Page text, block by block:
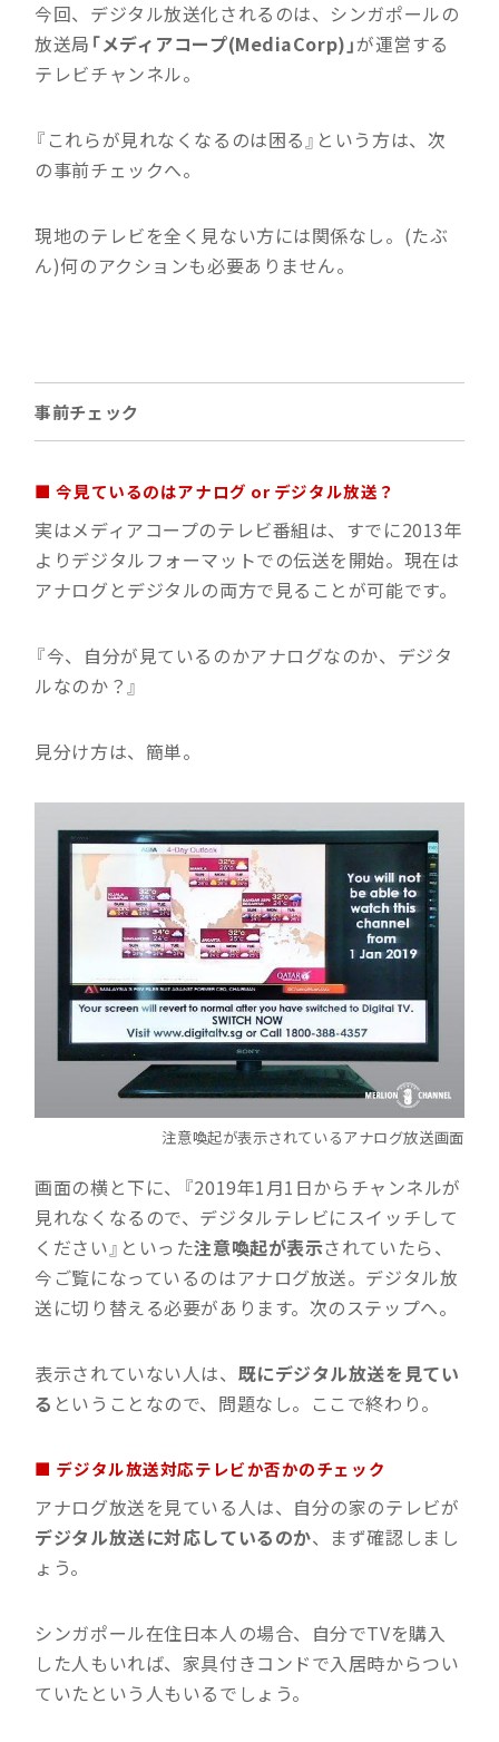
今回、デジタル放送化されるのは、シンガポールの
放送局 「メディアコープ(MediaCorp)」が運営する
テレビチャンネル。
『これらが見れなくなるのは困る』という方は、次
の事前チェックへ。
現地のテレビを全く見ない方には関係なし。(たぶ
ん)何のアクションも必要ありません。
事前チェック
■ 今見ているのはアナログ or デジタル放送？
実はメディアコープのテレビ番組は、すでに2013年
よりデジタルフォーマットでの伝送を開始。現在は
アナログとデジタルの両方で見ることが可能です。
『今、自分が見ているのかアナログなのか、デジタ
ルなのか？』
見分け方は、簡単。
注意喚起が表示されているアナログ放送画面
画面の横と下に、『2019年1月1日からチャンネルが
見れなくなるので、デジタルテレビにスイッチして
ください』といった注意喚起が表示されていたら、
今ご覧になっているのはアナログ放送。デジタル放
送に切り替える必要があります。次のステップへ。
表示されていない人は、 既にデジタル放送を見てい
る ということなので、問題なし。ここで終わり。
■ デジタル放送対応テレビか否かのチェック
アナログ放送を見ている人は、自分の家のテレビが
デジタル放送に対応しているのか、まず確認しまし
ょう。
シンガポール在住日本人の場合、自分でTVを購入
した人もいれば、家具付きコンドで入居時からつい
ていたという人もいるでしょう。